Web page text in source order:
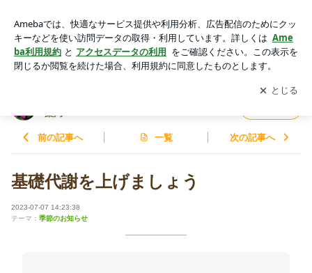
けんけん薬局〜
アプリをダウンロードして ブログの更新通知
を受け取りまし
ょう。
開く
薬局〜
前の記事へ 一覧 次の記事へ
基礎代謝を上げましょう
2023-07-07 14:23:38
テーマ： 季節のお知らせ